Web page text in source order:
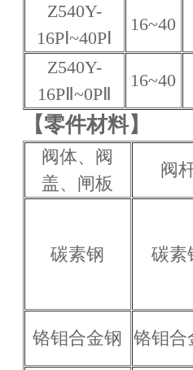
Z540Y-
16PⅠ~40PⅠ
16~40
Z540Y-
16PⅡ~0PⅡ
16~40
【零件材料】
阀体、阀
盖、闸板
阀
碳素钢 碳素
铬钼合金钢 铬钼合